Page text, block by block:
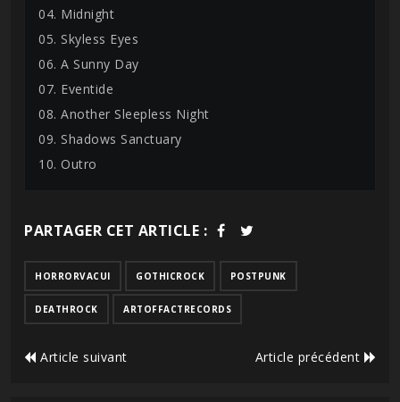
04. Midnight
05. Skyless Eyes
06. A Sunny Day
07. Eventide
08. Another Sleepless Night
09. Shadows Sanctuary
10. Outro
PARTAGER CET ARTICLE :
HORRORVACUI GOTHICROCK POSTPUNK
DEATHROCK ARTOFFACTRECORDS
Article suivant Article précédent